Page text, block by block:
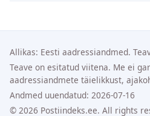
Allikas: Eesti aadressiandmed.
Teave on esitatud viitena. Me ei
aadressiandmete täielikkust,
Andmed uuendatud: 2026-07-16
© 2026 Postiindeks.ee. All rights